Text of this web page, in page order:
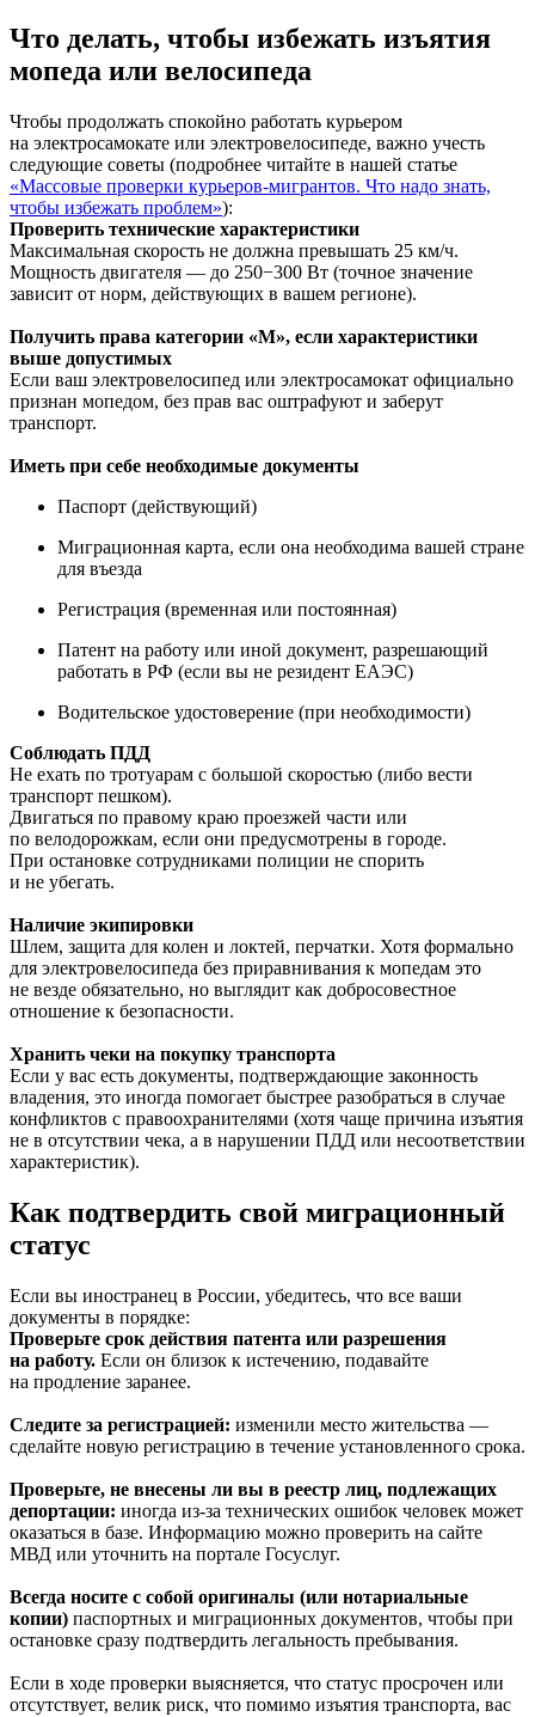
Что делать, чтобы избежать изъятия
мопеда или велосипеда
Чтобы продолжать спокойно работать курьером
на электросамокате или электровелосипеде, важно учесть
следующие советы (подробнее читайте в нашей статье
«Массовые проверки курьеров-мигрантов. Что надо знать,
чтобы избежать проблем»):
Проверить технические характеристики
Максимальная скорость не должна превышать 25 км/ч.
Мощность двигателя — до 250−300 Вт (точное значение
зависит от норм, действующих в вашем регионе).
Получить права категории «М», если характеристики
выше допустимых
Если ваш электровелосипед или электросамокат официально
признан мопедом, без прав вас оштрафуют и заберут
транспорт.
Иметь при себе необходимые документы
Паспорт (действующий)
Миграционная карта, если она необходима вашей стране
для въезда
Регистрация (временная или постоянная)
Патент на работу или иной документ, разрешающий
работать в РФ (если вы не резидент ЕАЭС)
Водительское удостоверение (при необходимости)
Соблюдать ПДД
Не ехать по тротуарам с большой скоростью (либо вести
транспорт пешком).
Двигаться по правому краю проезжей части или
по велодорожкам, если они предусмотрены в городе.
При остановке сотрудниками полиции не спорить
и не убегать.
Наличие экипировки
Шлем, защита для колен и локтей, перчатки. Хотя формально
для электровелосипеда без приравнивания к мопедам это
не везде обязательно, но выглядит как добросовестное
отношение к безопасности.
Хранить чеки на покупку транспорта
Если у вас есть документы, подтверждающие законность
владения, это иногда помогает быстрее разобраться в случае
конфликтов с правоохранителями (хотя чаще причина изъятия
не в отсутствии чека, а в нарушении ПДД или несоответствии
характеристик).
Как подтвердить свой миграционный
статус
Если вы иностранец в России, убедитесь, что все ваши
документы в порядке:
Проверьте срок действия патента или разрешения
на работу. Если он близок к истечению, подавайте
на продление заранее.
Следите за регистрацией: изменили место жительства —
сделайте новую регистрацию в течение установленного срока.
Проверьте, не внесены ли вы в реестр лиц, подлежащих
депортации: иногда из-за технических ошибок человек может
оказаться в базе. Информацию можно проверить на сайте
МВД или уточнить на портале Госуслуг.
Всегда носите с собой оригиналы (или нотариальные
копии) паспортных и миграционных документов, чтобы при
остановке сразу подтвердить легальность пребывания.
Если в ходе проверки выясняется, что статус просрочен или
отсутствует, велик риск, что помимо изъятия транспорта, вас